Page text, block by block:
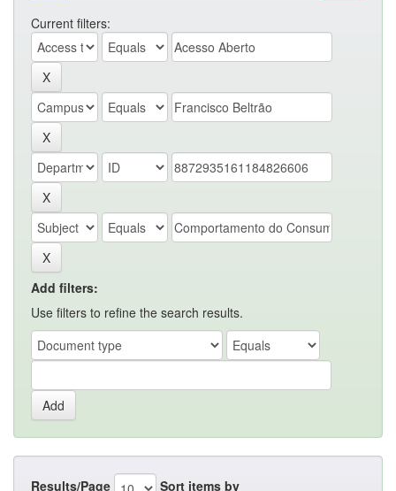
Current filters:
Add filters:
Use filters to refine the search results.
Results/Page Sort items by